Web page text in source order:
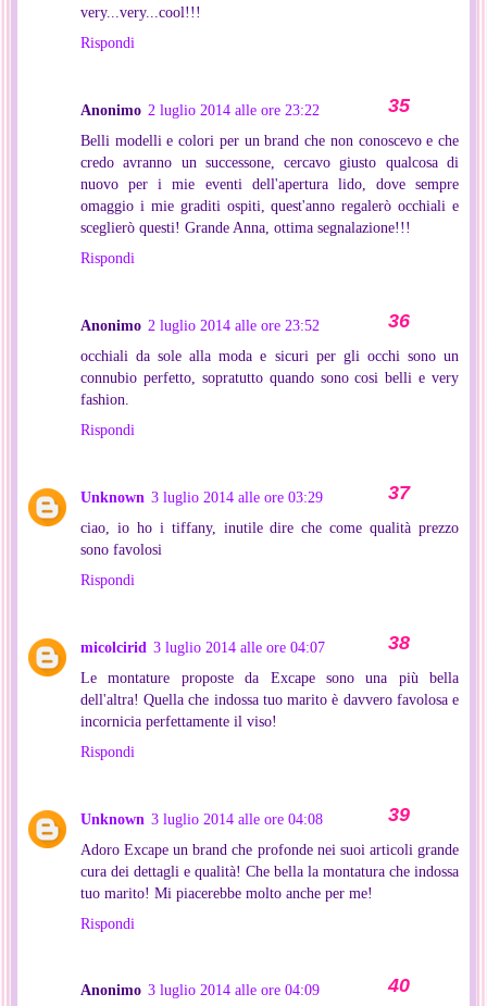
very...very...cool!!!
Rispondi
Anonimo 2 luglio 2014 alle ore 23:22
Belli modelli e colori per un brand che non conoscevo e che
credo avranno un successone, cercavo giusto qualcosa di
nuovo per i mie eventi dell'apertura lido, dove sempre
omaggio i mie graditi ospiti, quest'anno regalerò occhiali e
sceglierò questi! Grande Anna, ottima segnalazione!!!
Rispondi
Anonimo 2 luglio 2014 alle ore 23:52
occhiali da sole alla moda e sicuri per gli occhi sono un
connubio perfetto, sopratutto quando sono cosi belli e very
fashion.
Rispondi
Unknown 3 luglio 2014 alle ore 03:29
ciao, io ho i tiffany, inutile dire che come qualità prezzo
sono favolosi
Rispondi
micolcirid 3 luglio 2014 alle ore 04:07
Le montature proposte da Excape sono una più bella
dell'altra! Quella che indossa tuo marito è davvero favolosa e
incornicia perfettamente il viso!
Rispondi
Unknown 3 luglio 2014 alle ore 04:08
Adoro Excape un brand che profonde nei suoi articoli grande
cura dei dettagli e qualità! Che bella la montatura che indossa
tuo marito! Mi piacerebbe molto anche per me!
Rispondi
Anonimo 3 luglio 2014 alle ore 04:09